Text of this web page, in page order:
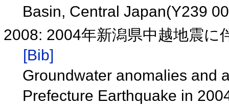
Basin, Central Japan(Y239
2008: 2004年新潟県中越地震
[Bib]
Groundwater anomalies and
Prefecture Earthquake in